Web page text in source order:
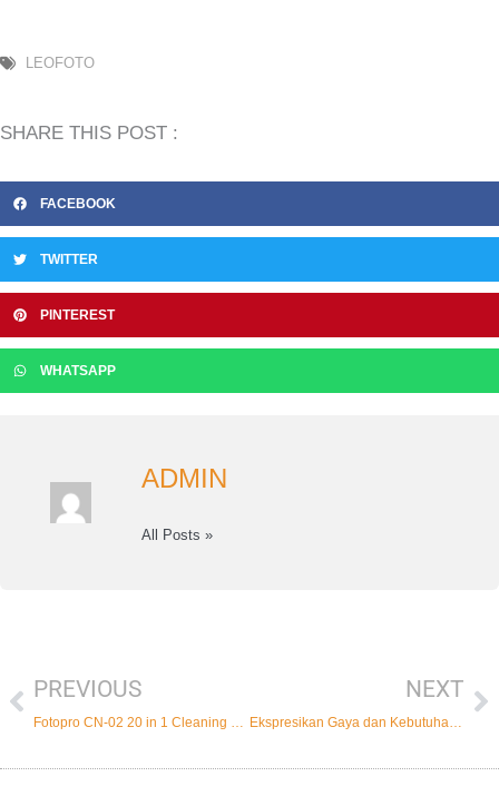
LEOFOTO
SHARE THIS POST :
FACEBOOK
TWITTER
PINTEREST
WHATSAPP
ADMIN
All Posts »
PrevPREVIOUS
Fotopro CN-02 20 in 1 Cleaning Kit Portable Multi Fungsi
NEXT
Ekspresikan Gaya dan Kebutuhan Fotografi dengan VEO Select